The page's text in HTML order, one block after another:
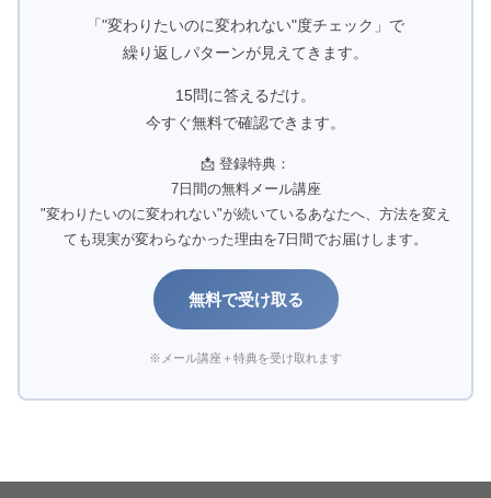
「"変わりたいのに変われない"度チェック」で
繰り返しパターンが見えてきます。
15問に答えるだけ。
今すぐ無料で確認できます。
📩 登録特典：
7日間の無料メール講座
"変わりたいのに変われない"が続いているあなたへ、方法を変え
ても現実が変わらなかった理由を7日間でお届けします。
無料で受け取る
※メール講座＋特典を受け取れます